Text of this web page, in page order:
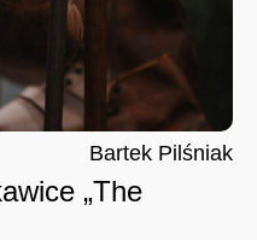
Bartek Pilśniak
„The